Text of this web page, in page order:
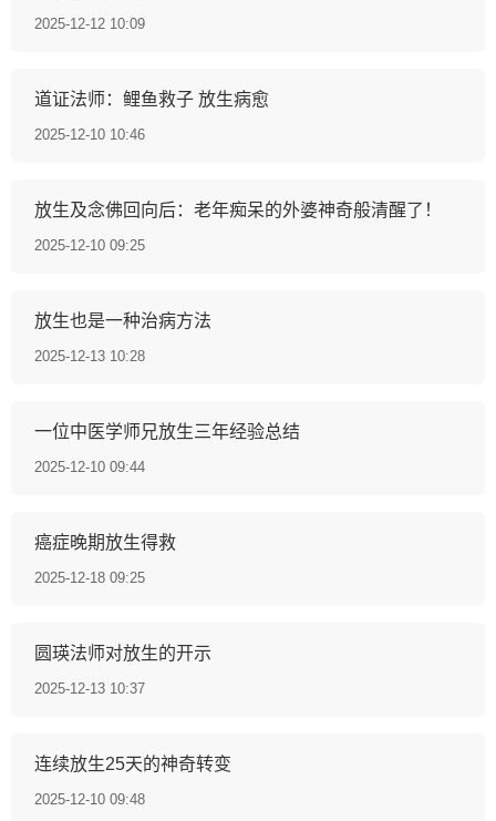
2025-12-12 10:09
道证法师：鲤鱼救子 放生病愈
2025-12-10 10:46
放生及念佛回向后：老年痴呆的外婆神奇般清醒了！
2025-12-10 09:25
放生也是一种治病方法
2025-12-13 10:28
一位中医学师兄放生三年经验总结
2025-12-10 09:44
癌症晚期放生得救
2025-12-18 09:25
圆瑛法师对放生的开示
2025-12-13 10:37
连续放生25天的神奇转变
2025-12-10 09:48